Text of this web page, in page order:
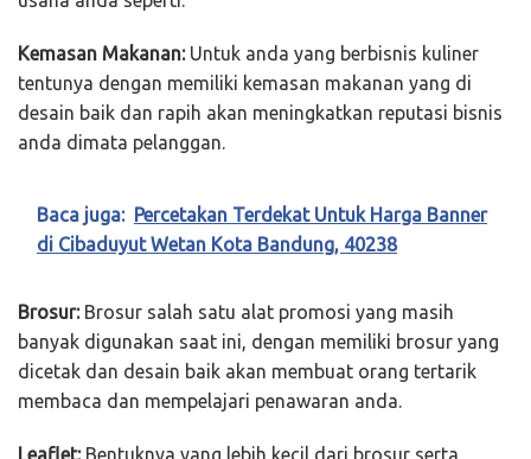
Kemasan Makanan:Untuk anda yang berbisnis kuliner
tentunya dengan memiliki kemasan makanan yang di
desain baik dan rapih akan meningkatkan reputasi bisnis
anda dimata pelanggan.
Baca juga: Percetakan Terdekat Untuk Harga Banner
di Cibaduyut Wetan Kota Bandung, 40238
Brosur:Brosur salah satu alat promosi yang masih
banyak digunakan saat ini, dengan memiliki brosur yang
dicetak dan desain baik akan membuat orang tertarik
membaca dan mempelajari penawaran anda.
Leaflet:Bentuknya yang lebih kecil dari brosur serta